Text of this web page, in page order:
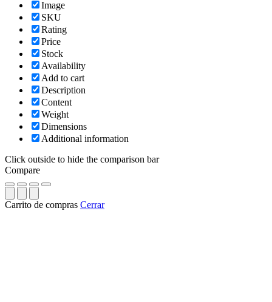
Image
SKU
Rating
Price
Stock
Availability
Add to cart
Description
Content
Weight
Dimensions
Additional information
Click outside to hide the comparison bar
Compare
Carrito de compras Cerrar